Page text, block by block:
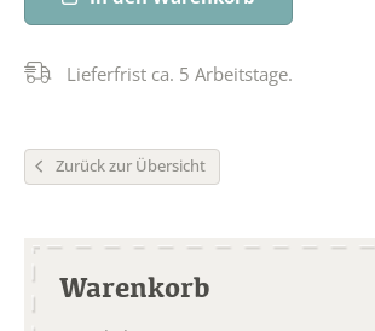
Lieferfrist ca. 5 Arbeitstage.
Zurück zur Übersicht
Warenkorb